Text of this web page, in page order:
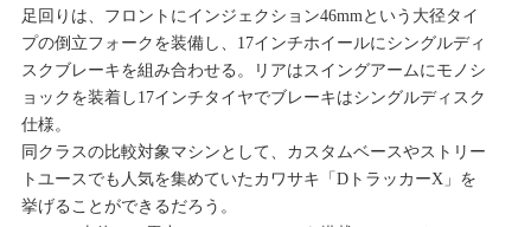
足回りは、フロントにインジェクション46mmという大径タイ
プの倒立フォークを装備し、17インチホイールにシングルディ
スクブレーキを組み合わせる。リアはスイングアームにモノシ
ョックを装着し17インチタイヤでブレーキはシングルディスク
仕様。
同クラスの比較対象マシンとして、カスタムベースやストリー
トユースでも人気を集めていたカワサキ「DトラッカーX」を
挙げることができるだろう。